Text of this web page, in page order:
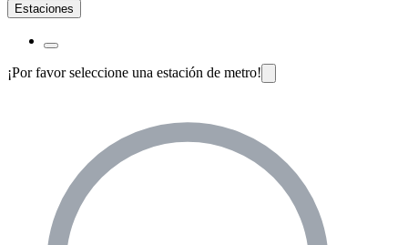
Estaciones
¡Por favor seleccione una estación de metro!